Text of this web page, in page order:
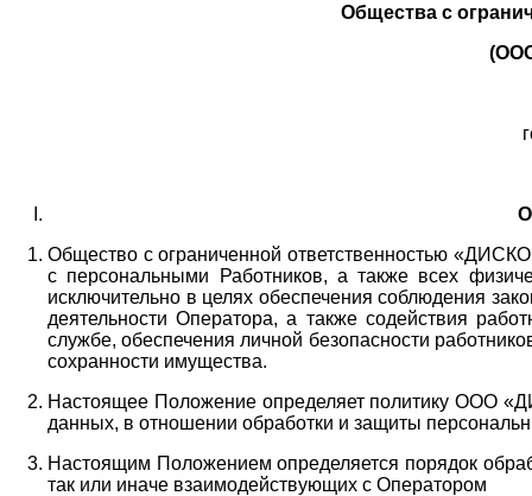
Общества с
Общество с ограниченной ответственностью
с персональными Работников, а также всех
исключительно в целях обеспечения соблюдения
деятельности Оператора,а также содействия
службе, обеспечения личной безопасности
сохранности имущества.
Настоящее Положение определяет политику ООО
данных, в отношении обработки и защиты
Настоящим Положением определяется порядок
так или иначе взаимодействующих с Оператором